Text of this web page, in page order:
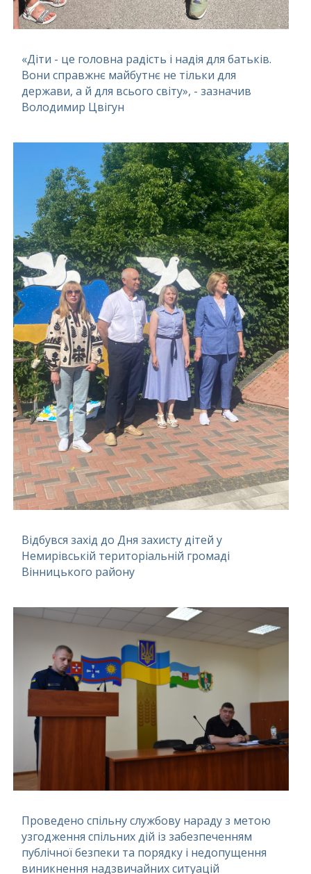
«Діти - це головна радість і надія для батьків.
Вони справжнє майбутнє не тільки для
держави, а й для всього світу», - зазначив
Володимир Цвігун
Відбувся захід до Дня захисту дітей у
Немирівській територіальній громаді
Вінницького району
Проведено спільну службову нараду з метою
узгодження спільних дій із забезпеченням
публічної безпеки та порядку і недопущення
виникнення надзвичайних ситуацій